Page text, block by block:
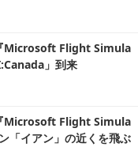
Microsoft Flight Simula
」到来
Microsoft Flight Simula
「イアン」の近くを飛ぶ